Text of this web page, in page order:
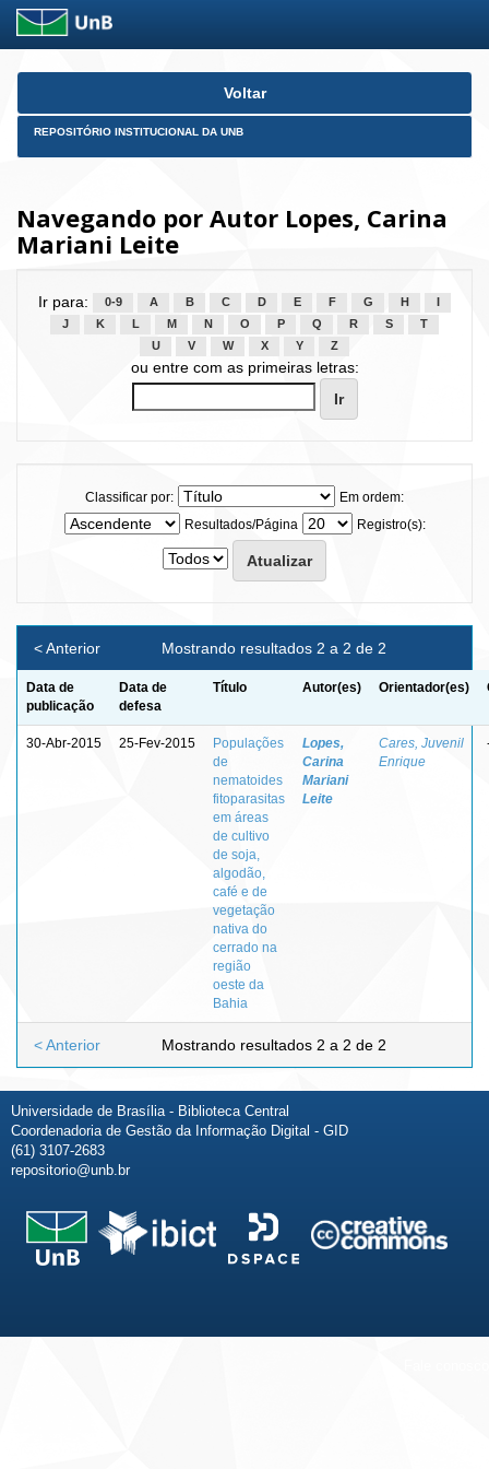
Skip
Voltar
REPOSITÓRIO INSTITUCIONAL DA UNB
Navegando por Autor Lopes, Carina
Mariani Leite
Ir para: 0-9 A B C D E F G H
J
K L M N O P Q R S
T
U
V W X Y Z
ou entre com as primeiras letras:
Classificar por:
Em ordem:
Resultados/Página
Registro(s):
Mostrando resultados 2 a 2 de 2
< Anterior
Data de
publicação
Data de
defesa
Título Autor(es) Orientador(es)
30-Abr-2015 25-Fev-2015
Populações
de
nematoides
fitoparasitas
em áreas
de cultivo
de soja,
algodão,
café e de
vegetação
nativa do
cerrado na
região
oeste da
Bahia
Lopes,
Carina
Mariani
Leite
Cares, Juvenil
Enrique
Mostrando resultados 2 a 2 de 2
< Anterior
Universidade de Brasília - Biblioteca Central
Coordenadoria de Gestão da Informação Digital - GID
(61) 3107-2683
repositorio@unb.br